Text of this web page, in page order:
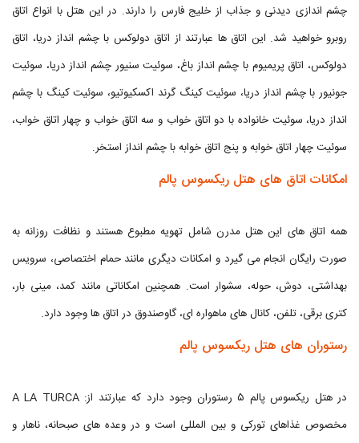
چشم اندازی دیدنی و جذاب از خلیج فارس را دارند. در این هتل با انواع اتاق
روبرو خواهید شد. این اتاق ها عبارتند از اتاق دولوکس با چشم انداز دریا، اتاق
دولوکس، اتاق پریمیوم با چشم انداز باغ، سوئیت سنیور چشم انداز دریا، سوئیت
جونیور با چشم انداز دریا، سوئیت کینگ گرند اکسکیوتیو، سوئیت کینگ با چشم
انداز دریا، سوئیت خانواده با دو اتاق خواب و سه اتاق خواب و چهار اتاق خواب،
سوئیت چهار اتاق خوابه و پنج اتاق خوابه با چشم انداز استخر.
امکانات اتاق های هتل ریکسوس پالم
همه اتاق های این هتل مدرن شامل تهویه مطبوع هستند و نظافت روزانه به
صورت رایگان انجام می گیرد و امکانات دیگری مانند حمام اختصاصی، سرویس
بهداشتی، دوش، حوله، سشوار است. همچنین امکاناتی مانند کمد، مینی بار،
کتری برقی، تلفن، کانال های ماهواره ای، گاوصندوق در اتاق ها وجود دارد.
رستوران های هتل ریکسوس پالم
در هتل ریکسوس پالم ۵ رستوران وجود دارد که عبارتند از: A LA TURCA
مخصوص غذاهای تورکی و بین المللی است و در وعده های صبحانه، ناهار و